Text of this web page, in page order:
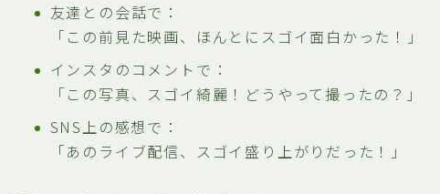
友達との会話で：
「この前見た映画、ほんとにスゴイ面白かった！」
インスタのコメントで：
「この写真、スゴイ綺麗！どうやって撮ったの？」
SNS上の感想で：
「あのライブ配信、スゴイ盛り上がりだった！」